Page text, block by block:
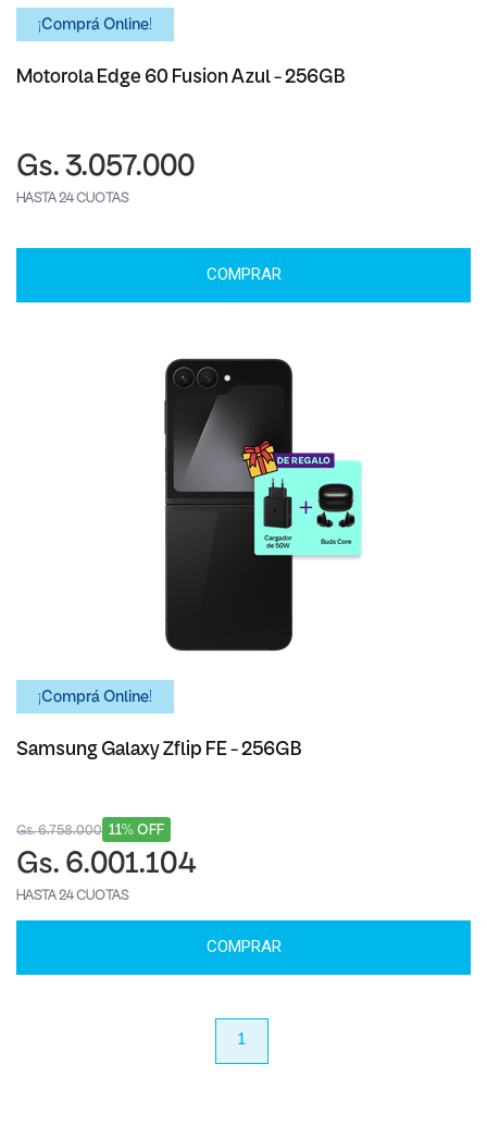
¡Comprá Online!
Motorola Edge 60 Fusion Azul - 256GB
Gs. 3.057.000
HASTA 24 CUOTAS
COMPRAR
¡Comprá Online!
Samsung Galaxy Zflip FE - 256GB
11% OFF
Gs. 6.758.000
Gs. 6.001.104
HASTA 24 CUOTAS
COMPRAR
1